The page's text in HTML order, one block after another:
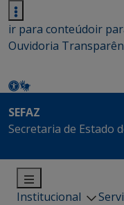
ir para conteúdoir
Ouvidoria
SEFAZ
Secretaria de Estado
Institucional